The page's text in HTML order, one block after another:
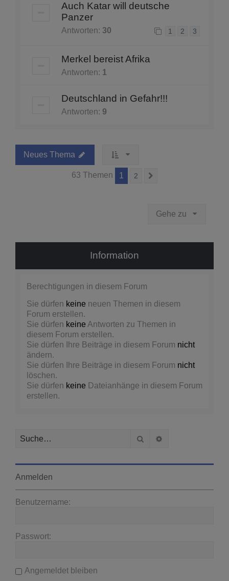
Auch Katar will deutsche
Panzer
Antworten: 30 1 2 3
Merkel bereist Afrika
Antworten: 1
Deutschland in Gefahr!!!
Antworten: 9
Neues Thema
63 Themen 1 2
Gehe zu
Information
Berechtigungen in diesem Forum
Sie dürfen keine neuen Themen in diesem
Forum erstellen.
Sie dürfen keine Antworten zu Themen in
diesem Forum erstellen.
Sie dürfen Ihre Beiträge in diesem Forum nicht
ändern.
Sie dürfen Ihre Beiträge in diesem Forum nicht
löschen.
Sie dürfen keine Dateianhänge in diesem Forum
erstellen.
Suche
Anmelden
Benutzername:
Passwort:
Angemeldet bleiben